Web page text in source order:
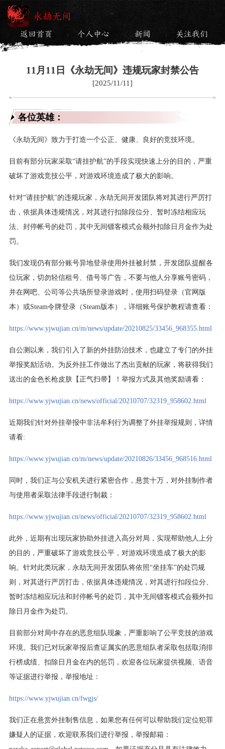
永劫无间
返回首页 / 个人中心 / 新闻 / 关注我们
11月11日《永劫无间》违规玩家封禁公告
[2025/11/11]
各位英雄：
《永劫无间》致力于打造一个公正、健康、良好的竞技环境。
目前有部分玩家采取“请挂护航”的手段实现快速上分的目的，严重
破坏了游戏竞技公平，对游戏环境造成了极大的影响。
针对“请挂护航”的违规玩家，永劫无间开发团队将对其进行严厉打
击，依据具体违规情况，对其进行扣除段位分、暂时冻结相应玩
法、封停帐号的处罚，其中无间镖客模式会额外扣除日月金作为处
罚。
我们发现仍有部分账号异地登录使用外挂被封禁，开发团队提醒各
位玩家，切勿轻信租号、借号等广告，不要与他人分享账号密码，
并在网吧、公司等公共场所登录游戏时，使用扫码登录（官网版
本）或Steam令牌登录（Steam版本），详细账号保护教程请查看：
https://www.yjwujian.cn/m/news/update/20210825/33456_968355.html
自公测以来，我们引入了新的外挂防治技术，也建立了专门的外挂
举报奖励活动。为反外挂工作做出了杰出贡献的玩家，将获得我们
送出的金色长枪皮肤【正气扫帚】！举报方式及其他奖励请看：
https://www.yjwujian.cn/news/official/20210707/32319_958602.html
近期我们针对外挂举报中非法牟利行为调整了外挂举报规则，详情
请看:
https://www.yjwujian.cn/m/news/update/20210826/33456_968516.html
同时，我们正与公安机关进行紧密合作，悬赏十万，对外挂制作者
与使用者采取法律手段进行制裁：
https://www.yjwujian.cn/news/official/20210707/32319_958602.html
此外，近期有出现玩家协助外挂进入高分对局，实现帮助他人上分
的目的，严重破坏了游戏竞技公平，对游戏环境造成了极大的影
响。针对此类玩家，永劫无间开发团队将依照“坐挂车”的处罚规
则，对其进行严厉打击，依据具体违规情况，对其进行扣段位分、
暂时冻结相应玩法和封停帐号的处罚，其中无间镖客模式会额外扣
除日月金作为处罚。
目前部分对局中存在的恶意组队现象，严重影响了公平竞技的游戏
环境。我们已对玩家举报后查证属实的恶意组队者采取包括取消排
行榜成绩、扣除日月金在内的惩罚，欢迎各位玩家提供视频、语音
等证据进行举报，举报地址：
https://www.yjwujian.cn/fwgjs/
我们正在悬赏外挂制售信息，如果您有任何可以帮助我们定位犯罪
嫌疑人的证据，欢迎联系我们进行举报，举报邮箱：